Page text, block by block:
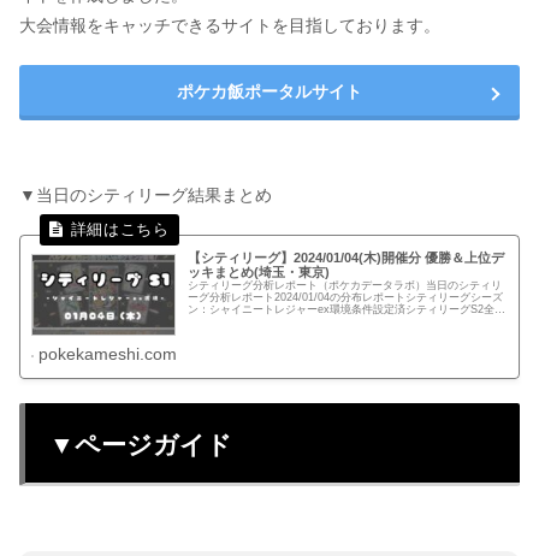
大会情報をキャッチできるサイトを目指しております。
ポケカ飯ポータルサイト
▼当日のシティリーグ結果まとめ
【シティリーグ】2024/01/04(木)開催分 優勝＆上位デ
ッキまとめ(埼玉・東京)
シティリーグ分析レポート（ポケカデータラボ）当日のシティリ
ーグ分析レポート2024/01/04の分布レポートシティリーグシーズ
ン：シャイニートレジャーex環境条件設定済シティリーグS2全体
pokekameshi.com
▼ページガイド